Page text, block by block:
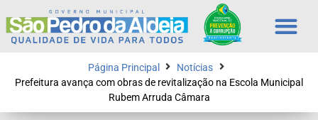
Página Principal
Notícias
Prefeitura avança com obras de revitalização na Escola Municipal
Rubem Arruda Câmara